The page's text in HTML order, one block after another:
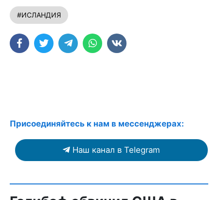
#ИСЛАНДИЯ
Присоединяйтесь к нам в мессенджерах:
Наш канал в Telegram